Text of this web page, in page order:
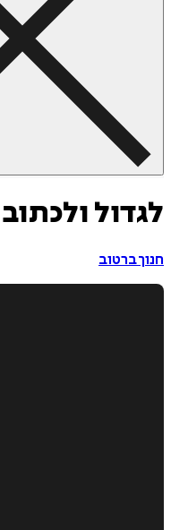
לגדול
חנוך ברטוב